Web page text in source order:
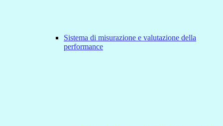
Sistema di misurazione e valutazione della
performance